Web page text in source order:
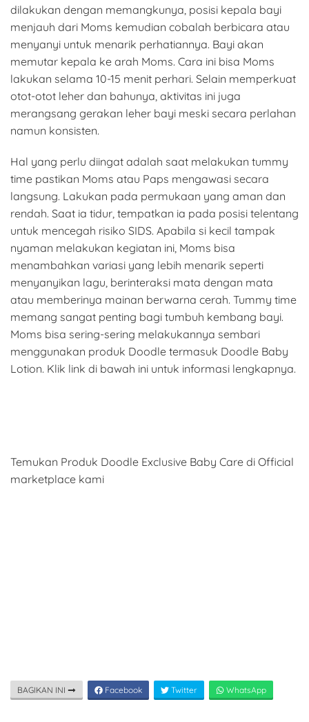
dilakukan dengan memangkunya, posisi kepala bayi
menjauh dari Moms kemudian cobalah berbicara atau
menyanyi untuk menarik perhatiannya. Bayi akan
memutar kepala ke arah Moms. Cara ini bisa Moms
lakukan selama 10-15 menit perhari. Selain memperkuat
otot-otot leher dan bahunya, aktivitas ini juga
merangsang gerakan leher bayi meski secara perlahan
namun konsisten.
Hal yang perlu diingat adalah saat melakukan tummy
time pastikan Moms atau Paps mengawasi secara
langsung. Lakukan pada permukaan yang aman dan
rendah. Saat ia tidur, tempatkan ia pada posisi telentang
untuk mencegah risiko SIDS. Apabila si kecil tampak
nyaman melakukan kegiatan ini, Moms bisa
menambahkan variasi yang lebih menarik seperti
menyanyikan lagu, berinteraksi mata dengan mata
atau memberinya mainan berwarna cerah. Tummy time
memang sangat penting bagi tumbuh kembang bayi.
Moms bisa sering-sering melakukannya sembari
menggunakan produk Doodle termasuk Doodle Baby
Lotion. Klik link di bawah ini untuk informasi lengkapnya.
Temukan Produk Doodle Exclusive Baby Care di Official
marketplace kami
BAGIKAN INI Facebook Twitter WhatsApp